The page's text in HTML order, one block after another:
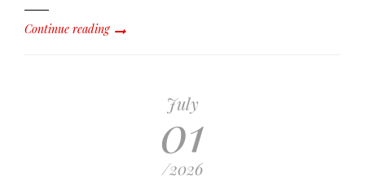
Continue reading
July
01
/2026